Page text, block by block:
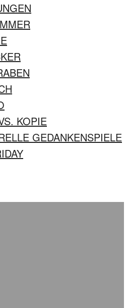
KOPIE
GEDANKENSPIELE